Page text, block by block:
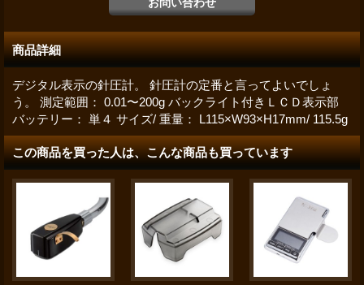
商品詳細
デジタル表示の針圧計。 針圧計の定番と言ってよいでしょ
う。 測定範囲： 0.01〜200g バックライト付きＬＣＤ表示部
バッテリー： 単４ サイズ/ 重量： L115×W93×H17mm/ 115.5g
この商品を買った人は、こんな商品も買っています